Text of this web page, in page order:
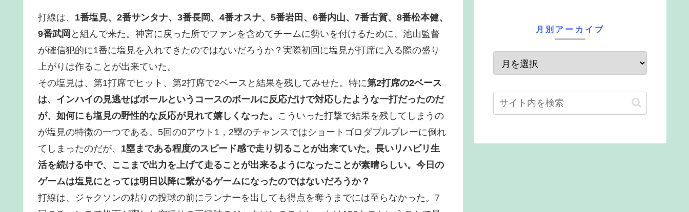
打線は、 1番塩見、2番サンタナ、3番長岡、4番オスナ、5番岩田、6番内山、7番古賀、8番松本健、
9番武岡 と組んで来た。神宮に戻った所でファンを含めてチームに勢いを付けるために、池山監督
が確信犯的に1番に塩見を入れてきたのではないだろうか？実際初回に塩見が打席に入る際の盛り
上がりは作ることが出来ていた。
その塩見は、第1打席でヒット、第2打席で2ベースと結果を残してみせた。特に第2打席の2ベース
は、インハイの見逃せばボールというコースのボールに反応だけで対応したような一打だったのだ
が、如何にも塩見の野性的な反応が見れて嬉しくなった。 こういった打撃で結果を残してしまうの
が塩見の特徴の一つである。5回の0アウト1，2塁のチャンスではショートゴロダブルプレーに倒れ
てしまったのだが、 1塁まである程度のスピード感で走り切ることが出来ていた。長いリハビリ生
活を続ける中で、ここまで出力を上げて走ることが出来るようになったことが素晴らしい。今日の
ゲームは塩見にとっては明日以降に繋がるゲームになったのではないだろうか？
打線は、ジャクソンの粘りの投球の前にランナーを出しても得点を奪うまでには至らなかった。7
月別アーカイブ